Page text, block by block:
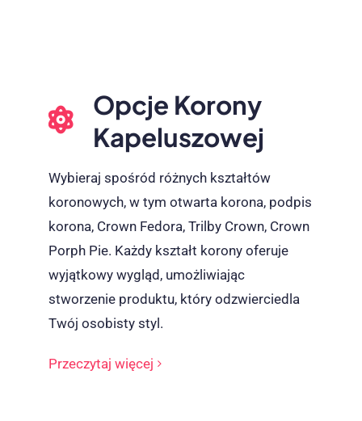
Opcje Korony
Kapeluszowej
Wybieraj spośród różnych kształtów
koronowych, w tym otwarta korona, podpis
korona, Crown Fedora, Trilby Crown, Crown
Porph Pie. Każdy kształt korony oferuje
wyjątkowy wygląd, umożliwiając
stworzenie produktu, który odzwierciedla
Twój osobisty styl.
Przeczytaj więcej